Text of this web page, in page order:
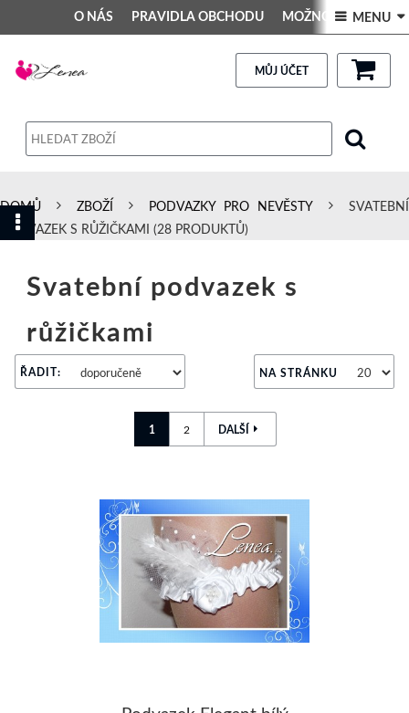
O NÁS PRAVIDLA OBCHODU
Osobní údaje
MOŽNOSTI PLATBY
DEKORACE DO INTERIÉRU Kontakt GALERIE
 MENU 
MŮJ ÚČET
DOMŮ ZBOŽÍ PODVAZKY PRO NEVĚSTY
SVATEBNÍ
PODVAZEK S RŮŽIČKAMI (28 PRODUKTŮ)
Svatební podvazek s
růžičkami
ŘADIT: NA STRÁNKU
1 2 DALŠÍ